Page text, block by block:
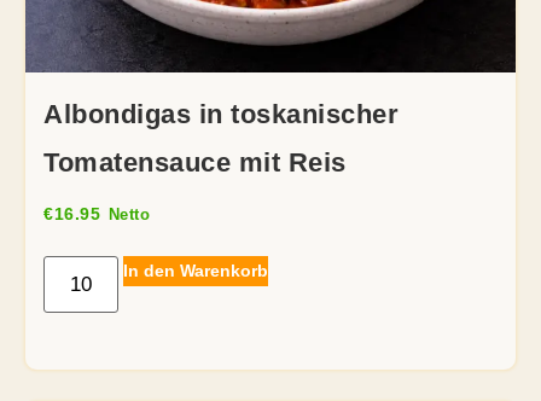
Albondigas in toskanischer
Tomatensauce mit Reis
€16.95 Netto
In den Warenkorb